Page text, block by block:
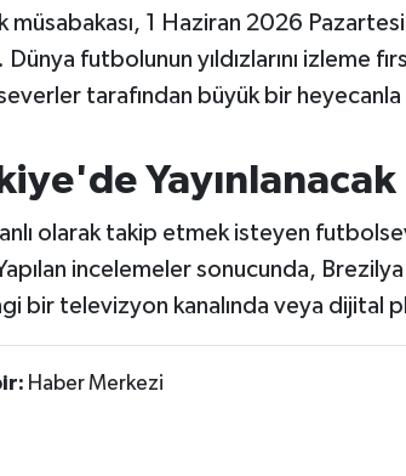
müsabakası, 1 Haziran 2026
Dünya futbolunun yıldızlarını izleme
tarafından büyük bir
Yayınlanacak
olarak takip etmek isteyen
incelemeler sonucunda, Brezilya
bir televizyon kanalında veya dijital
Haber Merkezi